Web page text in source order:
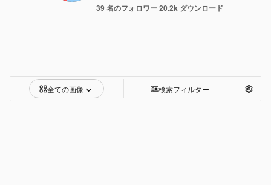
39 名のフォロワー|20.2k ダウンロード
全ての画像 検索フィルター